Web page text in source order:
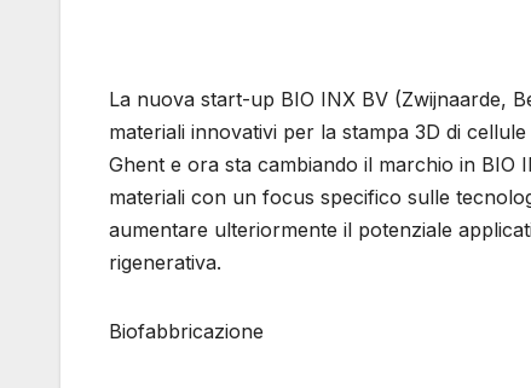
La nuova start-up BIO INX BV (Zwijnaarde,
materiali innovativi per la stampa 3D di
Ghent e ora sta cambiando il marchio in BIO
materiali con un focus specifico sulle
aumentare ulteriormente il potenziale
rigenerativa.
Biofabbricazione